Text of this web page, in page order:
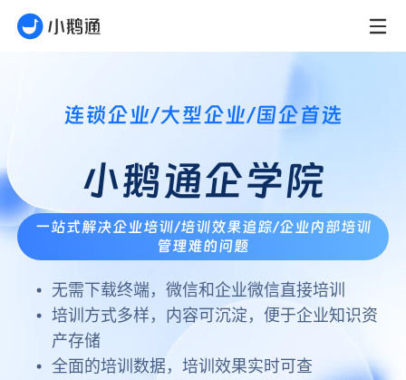
连锁企业/大型企业/国企首选
小鹅通企学院
一站式解决企业培训/培训效果追踪/企业内部培训
管理难的问题
无需下载终端，微信和企业微信直接培训
培训方式多样，内容可沉淀，便于企业知识资
产存储
全面的培训数据，培训效果实时可查